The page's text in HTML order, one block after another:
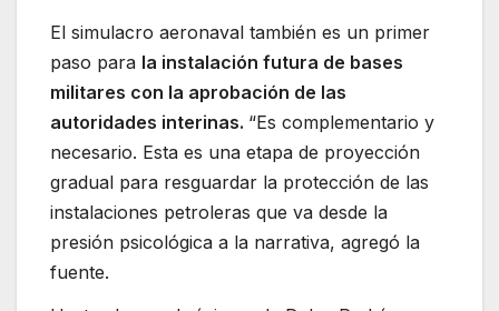
El simulacro aeronaval también es un primer
paso para la instalación futura de bases
militares con la aprobación de las
autoridades interinas. “Es complementario y
necesario. Esta es una etapa de proyección
gradual para resguardar la protección de las
instalaciones petroleras que va desde la
presión psicológica a la narrativa, agregó la
fuente.